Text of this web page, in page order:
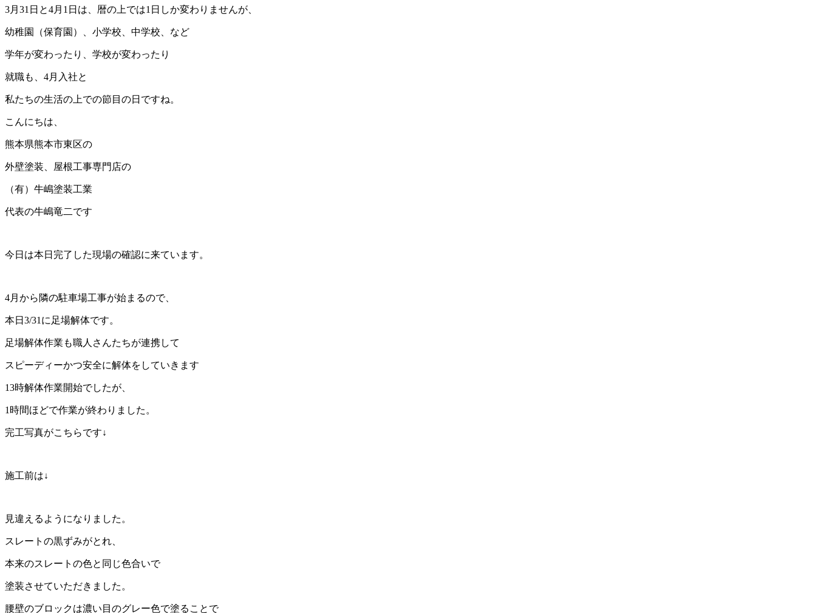
3月31日と4月1日は、暦の上では1日しか変わりませんが、
幼稚園（保育園）、小学校、中学校、など
学年が変わったり、学校が変わったり
就職も、4月入社と
私たちの生活の上での節目の日ですね。
こんにちは、
熊本県熊本市東区の
外壁塗装、屋根工事専門店の
（有）牛嶋塗装工業
代表の牛嶋竜二です
今日は本日完了した現場の確認に来ています。
4月から隣の駐車場工事が始まるので、
本日3/31に足場解体です。
足場解体作業も職人さんたちが連携して
スピーディーかつ安全に解体をしていきます
13時解体作業開始でしたが、
1時間ほどで作業が終わりました。
完工写真がこちらです↓
施工前は↓
見違えるようになりました。
スレートの黒ずみがとれ、
本来のスレートの色と同じ色合いで
塗装させていただきました。
腰壁のブロックは濃い目のグレー色で塗ることで